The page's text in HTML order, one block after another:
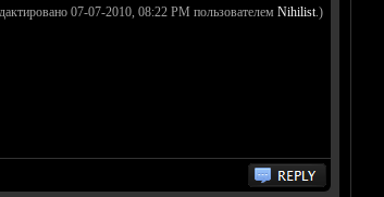
07-07-2010, 08:22 PM пользователем Nihilist.)